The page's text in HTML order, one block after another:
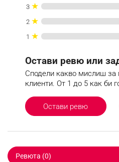
3 ★
2 ★
1 ★
Остави ревю или
Сподели какво мислиш за
клиенти. От 1 до 5 как би
Остави ревю
Ревюта (0)